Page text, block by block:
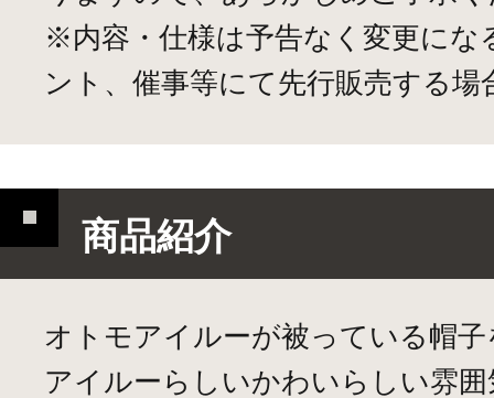
※内容・仕様は予告なく変更にな
ント、催事等にて先行販売する
商品紹介
オトモアイルーが被っている帽
アイルーらしいかわいらしい雰